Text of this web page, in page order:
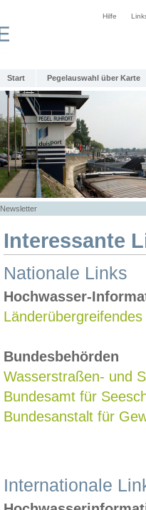
Hilfe
Start Pegelauswahl über Karte
Newsletter
Interessante
Nationale Links
Hochwasser-
Bundesbehörden
Wasserstraßen- und
Bundesamt für
Bundesanstalt für
Internationale